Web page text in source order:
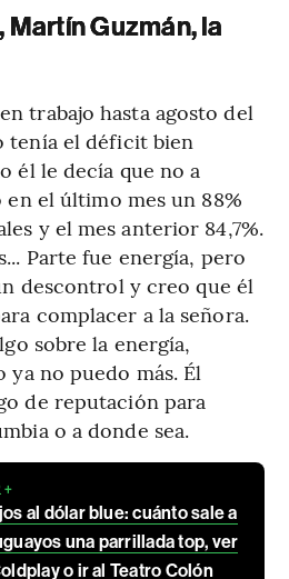
Martín Guzmán, la
trabajo hasta agosto del
tenía el déficit bien
él le decía que no a
el último mes un 88%
y el mes anterior 84,7%.
Parte fue energía, pero
descontrol y creo que él
complacer a la señora.
sobre la energía,
no puedo más. Él
de reputación para
o a donde sea.
+
al dólar blue: cuánto sale a
una parrillada top, ver
o ir al Teatro Colón